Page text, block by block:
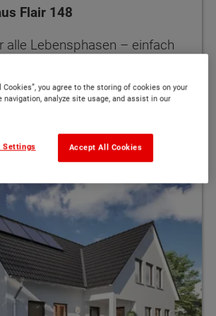
Flair 148
alle Lebensphasen – einfach
Cookies”, you agree to the storing of cookies on your
navigation, analyze site usage, and assist in our
Accept All Cookies
Settings